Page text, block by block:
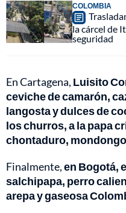
COLOMBIA
la cárcel de
seguridad
En Cartagena, Luisito
ceviche de camarón,
langosta y dulces de
los churros, a la papa
chontaduro,
Finalmente,en Bogotá,
salchipapa, perro
arepa y gaseosa